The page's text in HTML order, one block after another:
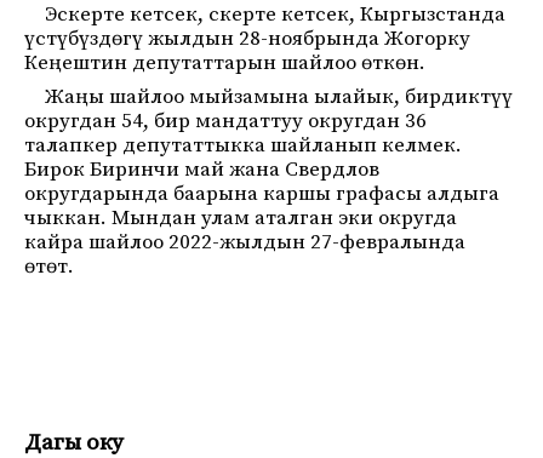
Эскерте кетсек, скерте кетсек, Кыргызстанда
үстүбүздөгү жылдын 28-ноябрында Жогорку
Кеңештин депутаттарын шайлоо өткөн.
Жаңы шайлоо мыйзамына ылайык, бирдиктүү
округдан 54, бир мандаттуу округдан 36
талапкер депутаттыкка шайланып келмек.
Бирок Биринчи май жана Свердлов
округдарында баарына каршы графасы алдыга
чыккан. Мындан улам аталган эки округда
кайра шайлоо 2022-жылдын 27-февралында
өтөт.
Дагы оку